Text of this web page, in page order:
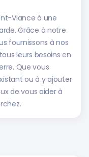
Viance à une
Grâce à notre
fournissons à nos
leurs besoins en
Que vous
ou à y ajouter
de vous aider à